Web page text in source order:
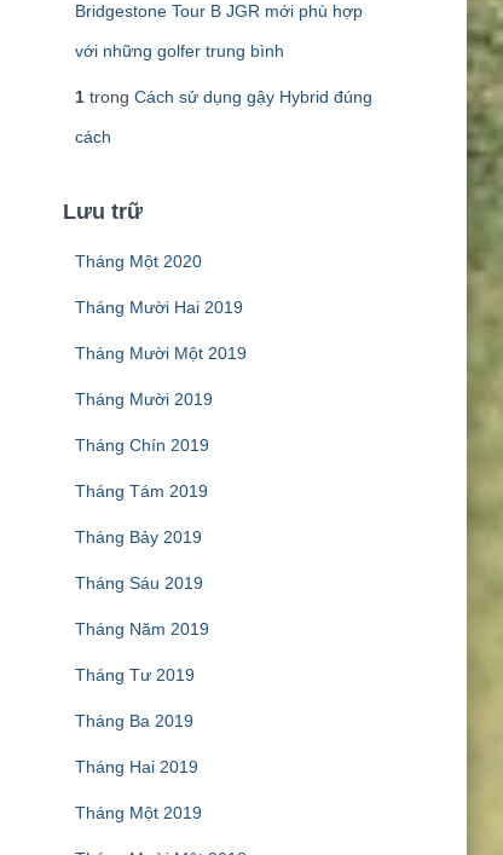
Bridgestone Tour B JGR mới phù hợp
với những golfer trung bình
1trong Cách sử dụng gậy Hybrid đúng
cách
Lưu trữ
Tháng Một 2020
Tháng Mười Hai 2019
Tháng Mười Một 2019
Tháng Mười 2019
Tháng Chín 2019
Tháng Tám 2019
Tháng Bảy 2019
Tháng Sáu 2019
Tháng Năm 2019
Tháng Tư 2019
Tháng Ba 2019
Tháng Hai 2019
Tháng Một 2019